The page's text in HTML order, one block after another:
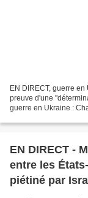
EN DIRECT, guerre
preuve d'une
guerre en Ukraine :
EN DIRECT -
entre les
piétiné par